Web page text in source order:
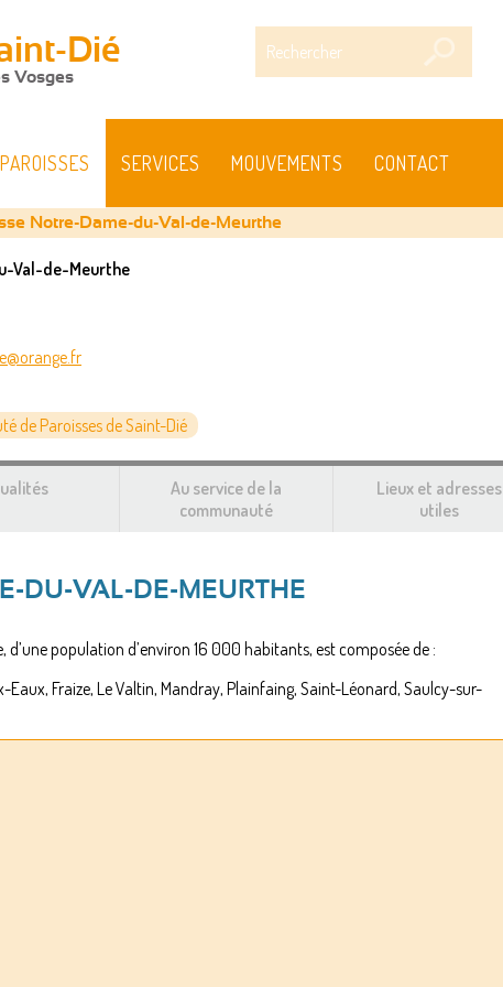
Dié
Vosges
PAROISSES SERVICES MOUVEMENTS CONTACT
Notre-Dame-du-Val-de-Meurthe
Val-de-Meurthe
de Paroisses de Saint-Dié
Au service de la
communauté
Lieux et adresses
utiles
DU-VAL-DE-MEURTHE
population d’environ 16 000 habitants, est composée de :
Fraize, Le Valtin, Mandray, Plainfaing, Saint-Léonard, Saulcy-sur-